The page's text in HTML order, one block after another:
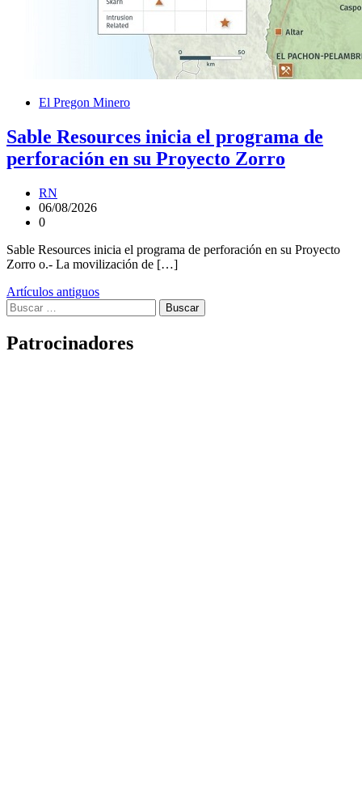
El Pregon Minero
Sable Resources inicia el programa de
perforación en su Proyecto Zorro
RN
06/08/2026
0
Sable Resources inicia el programa de perforación en su Proyecto
Zorro o.- La movilización de […]
Navegación
de
entradas
Artículos antiguos
Buscar:
Patrocinadores